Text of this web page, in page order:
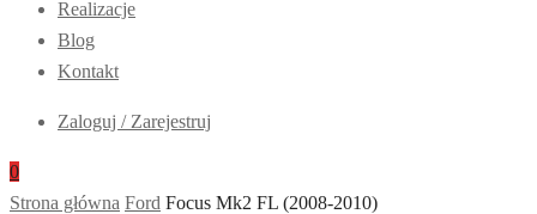
Realizacje
Blog
Kontakt
Zaloguj / Zarejestruj
0
Strona główna Ford Focus Mk2 FL (2008-2010)